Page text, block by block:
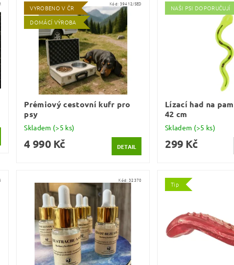
VYROBENO V ČR
DOMÁCÍ VÝROBA
Kód: 39412/SED
Prémiový cestovní kufr pro
psy
Skladem (>5 ks)
4 990 Kč DETAIL
NAŠI PSI DOPORUČUJÍ
Lízací had na
42 cm
Skladem (>5 ks)
299 Kč
Kód: 32370
Tip